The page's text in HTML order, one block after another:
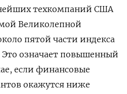
техкомпаний США
Великолепной
пятой части индекса
означает повышенный
если финансовые
окажутся ниже